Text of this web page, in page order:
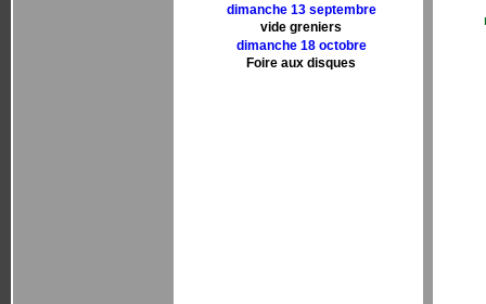
dimanche 13 septembre
vide greniers
dimanche 18 octobre
Foire aux disques